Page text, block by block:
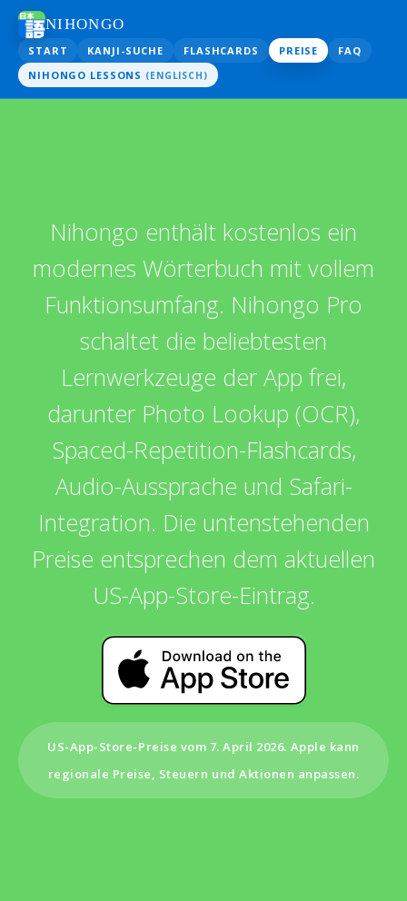
NIHONGO
START KANJI-SUCHE FLASHCARDS PREISE
FAQ
NIHONGO LESSONS (ENGLISCH)
Nihongo enthält kostenlos ein
modernes Wörterbuch mit vollem
Funktionsumfang. Nihongo Pro
schaltet die beliebtesten
Lernwerkzeuge der App frei,
darunter Photo Lookup (OCR),
Spaced-Repetition-Flashcards,
Audio-Aussprache und Safari-
Integration. Die untenstehenden
Preise entsprechen dem aktuellen
US-App-Store-Eintrag.
US-App-Store-Preise vom 7. April 2026. Apple kann
regionale Preise, Steuern und Aktionen anpassen.